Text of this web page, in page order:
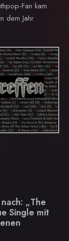
Fan kam
dem Jahr
„The
Single mit